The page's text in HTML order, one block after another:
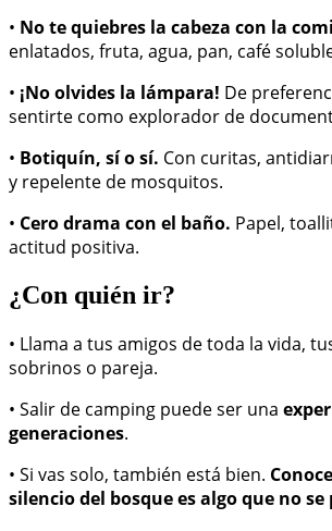
• No te quiebres la cabeza con la
enlatados, fruta, agua, pan, café
• ¡No olvides la lámpara! De
sentirte como explorador de
• Botiquín, sí o sí. Con curitas,
y repelente de mosquitos.
• Cero drama con el baño. Papel,
actitud positiva.
¿Con quién ir?
• Llama a tus amigos de toda la vida,
sobrinos o pareja.
• Salir de camping puede ser una
generaciones.
• Si vas solo, también está bien.
silencio del bosque es algo que no